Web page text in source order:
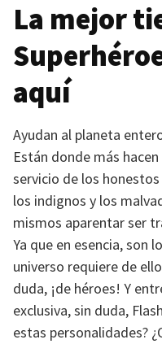
La mejor
aquí
Ayudan al planeta
Están donde más
servicio de los
los indignos y los
mismos aparentar ser
Ya que en esencia, son
universo requiere de
duda, ¡de héroes! Y
exclusiva, sin duda,
estas personalidades?